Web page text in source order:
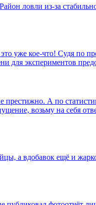
ловли из-за
уже кое-что! Судя по
для экспериментов
А по
возьму на себя
а вдобавок ещё и